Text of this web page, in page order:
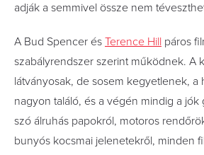
adják a semmivel össze nem
A Bud Spencer és Terence Hill páros
szabályrendszer szerint működnek. A
látványosak, de sosem kegyetlenek,
nagyon találó, és a végén mindig a
szó álruhás papokról, motoros
bunyós kocsmai jelenetekről, minden